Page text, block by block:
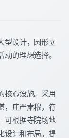
型设计，圆形立
的理想选择。
核心设施。采用
，庄严肃穆，符
可根据寺院场地
设计和布局。提